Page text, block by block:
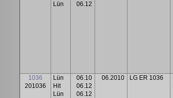
Lün
06.12
1036
201036
Lün
Hit
Lün
06.10
06.12
06.12
06.2010 LG ER 1036